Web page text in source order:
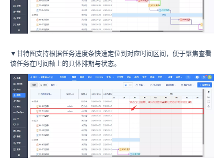
▼甘特图支持根据任务进度条快速定位到对应时间区间，便于聚焦查看
该任务在时间轴上的具体排期与状态。